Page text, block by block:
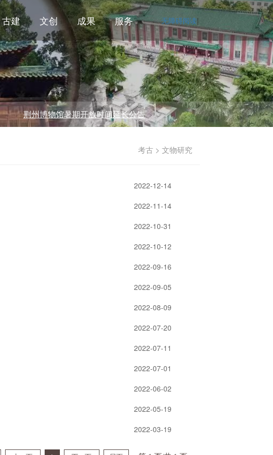
古建 文创 成果 服务 无障碍阅读|
荆州博物馆暑期开放时间延长公告
考古 > 文物研究
2022-12-14
2022-11-14
2022-10-31
2022-10-12
2022-09-16
2022-09-05
2022-08-09
2022-07-20
2022-07-11
2022-07-01
2022-06-02
2022-05-19
2022-03-19